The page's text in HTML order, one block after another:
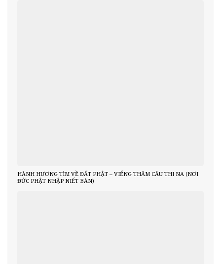
HÀNH HƯƠNG TÌM VỀ ĐẤT PHẬT – VIẾNG THĂM CÂU THI NA (NƠI
ĐỨC PHẬT NHẬP NIẾT BÀN)